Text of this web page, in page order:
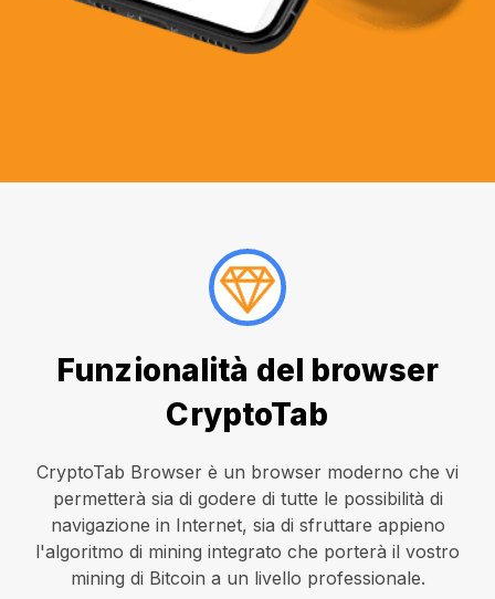
Funzionalità del browser
CryptoTab
CryptoTab Browser è un browser moderno che vi
permetterà sia di godere di tutte le possibilità di
navigazione in Internet, sia di sfruttare appieno
l'algoritmo di mining integrato che porterà il vostro
mining di Bitcoin a un livello professionale.